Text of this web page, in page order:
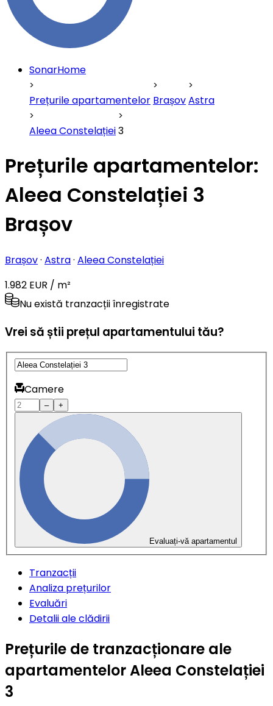
SonarHome
Prețurile apartamentelor BrașovAstra
Aleea Constelației3
Prețurile apartamentelor:
Aleea Constelației 3
Brașov
Brașov· Astra· Aleea Constelației
1.982 EUR / m²
Nu există tranzacții înregistrate
Vrei să știi prețul apartamentului tău?
Camere
– +
Evaluați-vă apartamentul
Tranzacții
Analiza prețurilor
Evaluări
Detalii ale clădirii
Prețurile de tranzacționare ale
apartamentelor Aleea Constelației
3